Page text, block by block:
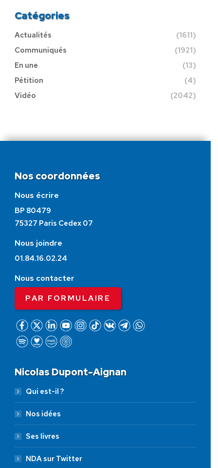
Catégories
Actualités
(1611)
Communiqués
(1921)
En une
(13)
Pétition
(4)
Vidéo
(2042)
Nos coordonnées
Nous écrire
BP 80479
75327 Paris Cedex 07
Nous joindre
01.84.16.02.24
Nous contacter
PAR FORMULAIRE
Nicolas Dupont-Aignan
Qui est-il ?
Nos idées
Ses livres
NDA sur Twitter